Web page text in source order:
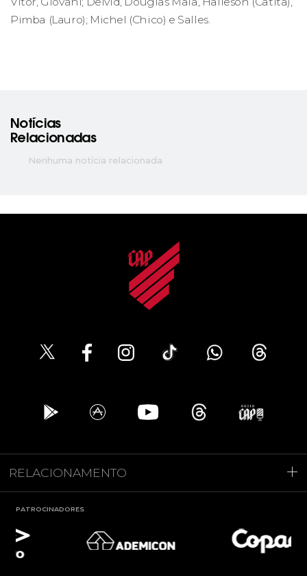
Pimba (Lauro); Michel (Chico) e Salles.
Notícias
Relacionadas
Nenhuma notícia relacionada
RELACIONAMENTO
PATROCINADORES